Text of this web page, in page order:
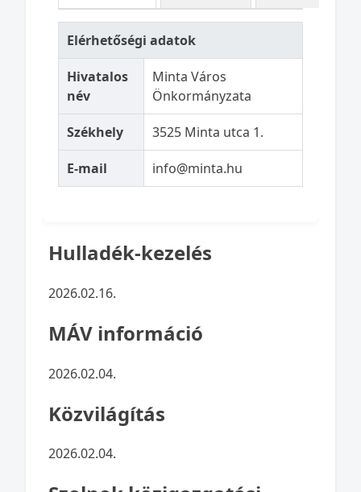
Elérhetőségi adatok
Hivatalos
név
Minta Város
Önkormányzata
Székhely 3525 Minta utca 1.
E-mail info@minta.hu
Hulladék-kezelés
2026.02.16.
MÁV információ
2026.02.04.
Közvilágítás
2026.02.04.